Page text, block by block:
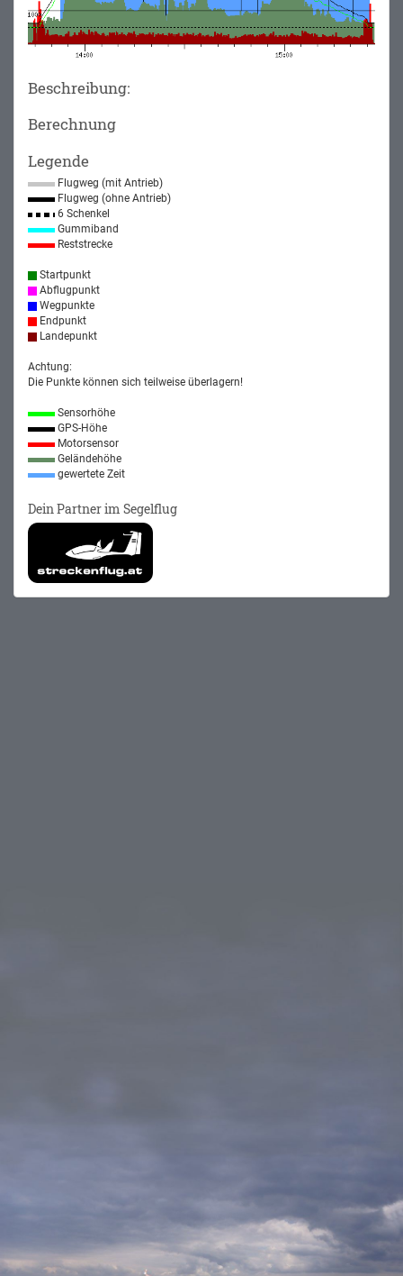
Beschreibung:
Berechnung
Legende
Flugweg (mit Antrieb)
Flugweg (ohne Antrieb)
6 Schenkel
Gummiband
Reststrecke
Startpunkt
Abflugpunkt
Wegpunkte
Endpunkt
Landepunkt
Achtung:
Die Punkte können sich teilweise überlagern!
Sensorhöhe
GPS-Höhe
Motorsensor
Geländehöhe
gewertete Zeit
Dein Partner im Segelflug